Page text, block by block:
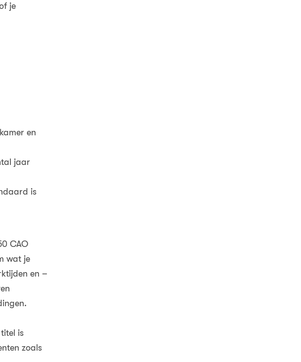
je
en
jaar
is
CAO
wat je
en –
is
zoals